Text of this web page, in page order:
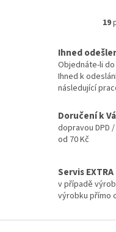
19
Ihned
Objednáte-li
Ihned k
následující
Doručení k
dopravou DPD
od 70 Kč
Servis EXTRA
v případě
výrobku přímo